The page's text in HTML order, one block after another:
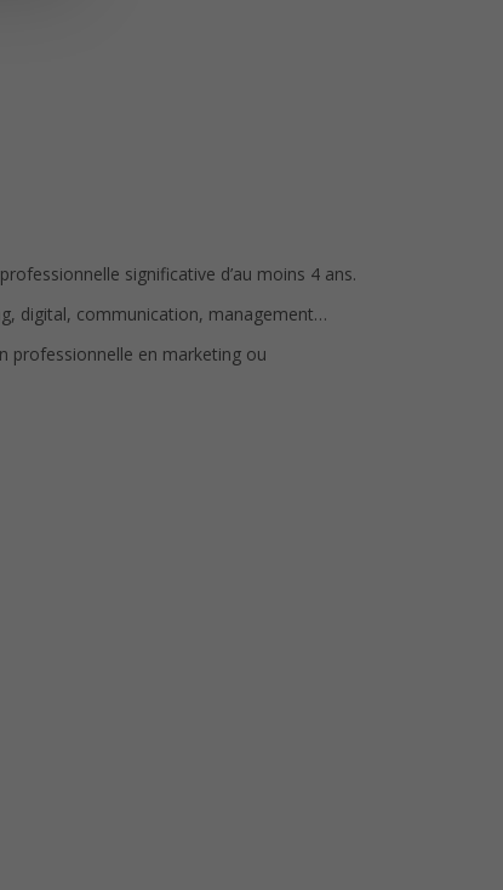
significative d’au moins 4 ans.
digital, communication, management…
professionnelle en marketing ou